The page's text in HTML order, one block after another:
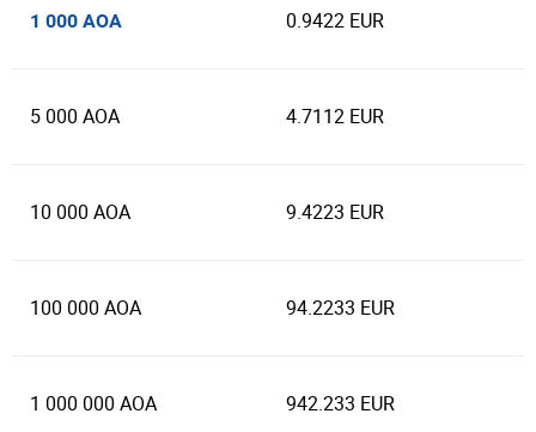
1 000 AOA 0.9422 EUR
5 000 AOA 4.7112 EUR
10 000 AOA 9.4223 EUR
100 000 AOA 94.2233 EUR
1 000 000 AOA 942.233 EUR